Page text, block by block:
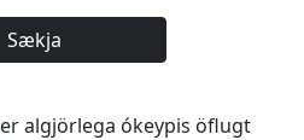
Sækja
er algjörlega ókeypis öflugt